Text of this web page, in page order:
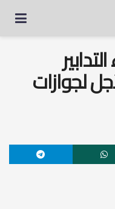
لجوازات